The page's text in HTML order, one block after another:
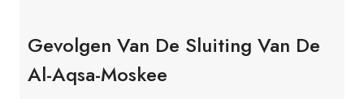
Gevolgen Van De Sluiting Van De
Al-Aqsa-Moskee